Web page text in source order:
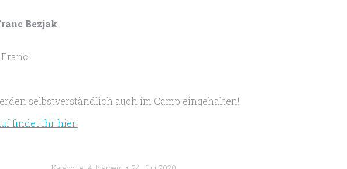
Bezjak
selbstverständlich auch im Camp eingehalten!
findet Ihr hier!